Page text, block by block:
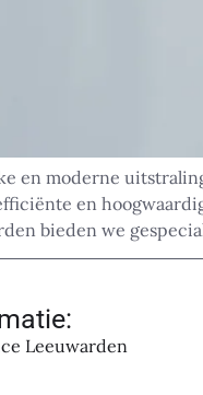
en moderne
en
bieden we
Leeuwarden